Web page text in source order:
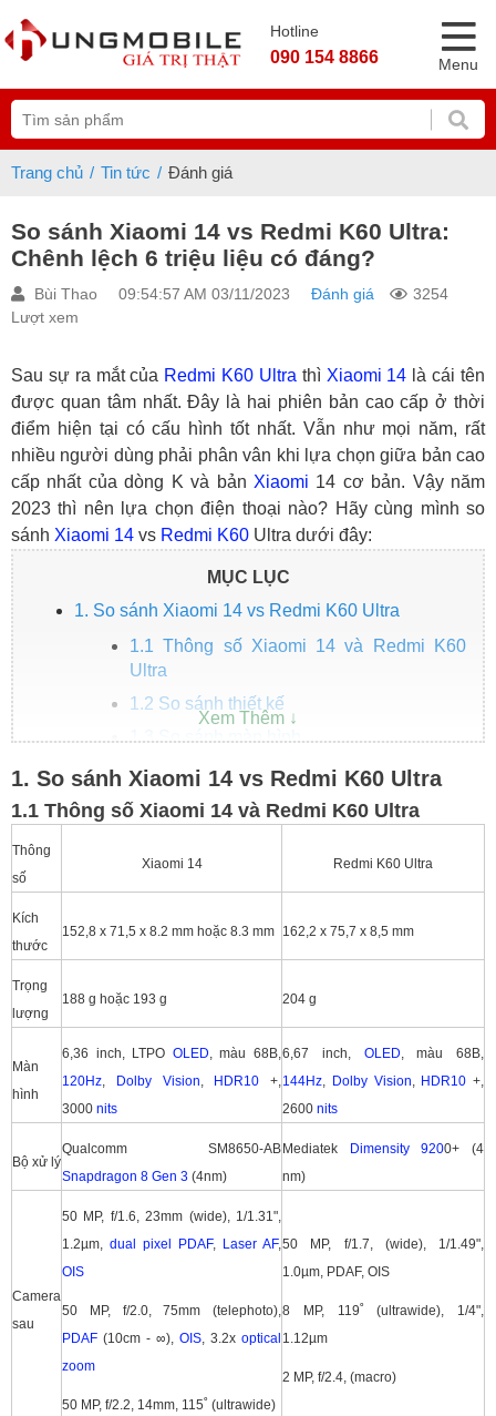
Hotline
090 154 8866 Menu
Trang chủ Tin tức Đánh giá
So sánh Xiaomi 14 vs Redmi K60 Ultra:
Chênh lệch 6 triệu liệu có đáng?
Bùi Thao 09:54:57 AM 03/11/2023 Đánh giá
3254
Lượt xem
Sau sự ra mắt của Redmi K60 Ultra thì Xiaomi 14 là cái tên
được quan tâm nhất. Đây là hai phiên bản cao cấp ở thời
điểm hiện tại có cấu hình tốt nhất. Vẫn như mọi năm, rất
nhiều người dùng phải phân vân khi lựa chọn giữa bản cao
cấp nhất của dòng K và bản Xiaomi 14 cơ bản. Vậy năm
2023 thì nên lựa chọn điện thoại nào? Hãy cùng mình so
sánh Xiaomi 14 vs Redmi K60 Ultra dưới đây:
MỤC LỤC
1. So sánh Xiaomi 14 vs Redmi K60 Ultra
1.1 Thông số Xiaomi 14 và Redmi K60
Ultra
1.2 So sánh thiết kế
1.3 So sánh màn hình
1.4 So sánh hiệu năng
1.5 So sánh camera
2. Giá Xiaomi 14 và Redmi K60 Ultra
1. So sánh Xiaomi 14 vs Redmi K60 Ultra
1.1 Thông số Xiaomi 14 và Redmi K60 Ultra
Thông
số
Xiaomi 14 Redmi K60 Ultra
Kích
thước
152,8 x 71,5 x 8.2 mm hoặc 8.3 mm 162,2 x 75,7 x 8,5 mm
Trọng
lượng
188 g hoặc 193 g 204 g
Màn
hình
6,36 inch, LTPO OLED, màu 68B,
120Hz, Dolby Vision, HDR10 +,
3000 nits
6,67 inch, OLED, màu 68B,
144Hz, Dolby Vision, HDR10 +,
2600 nits
Bộ xử lý
Qualcomm SM8650-AB
Snapdragon 8 Gen 3 (4nm)
Mediatek Dimensity 9200+ (4
nm)
Camera
sau
50 MP, f/1.6, 23mm (wide), 1/1.31",
1.2µm, dual pixel PDAF, Laser AF,
OIS
50 MP, f/2.0, 75mm (telephoto),
PDAF (10cm - ∞), OIS, 3.2x optical
zoom
50 MP, f/2.2, 14mm, 115˚ (ultrawide)
50 MP, f/1.7, (wide), 1/1.49",
1.0µm, PDAF, OIS
8 MP, 119˚ (ultrawide), 1/4",
1.12µm
2 MP, f/2.4, (macro)